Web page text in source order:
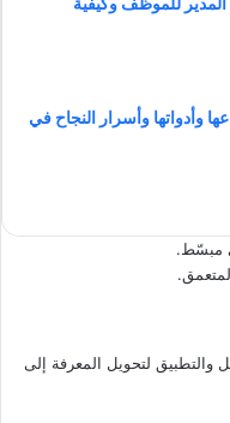
وأدواتها وأسرار النجاح في
مبسّط.
والتطبيق لتحويل المعرفة إلى